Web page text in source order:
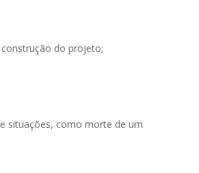
do projeto;
situações, como morte de um